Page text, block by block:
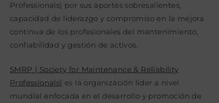
Professionals) por sus aportes sobresalientes,
capacidad de liderazgo y compromiso en la mejora
continua de los profesionales del mantenimiento,
confiabilidad y gestión de activos.
SMRP ( Society for Maintenance & Reliability
Professionals) es la organización líder a nivel
mundial enfocada en el desarrollo y promoción de